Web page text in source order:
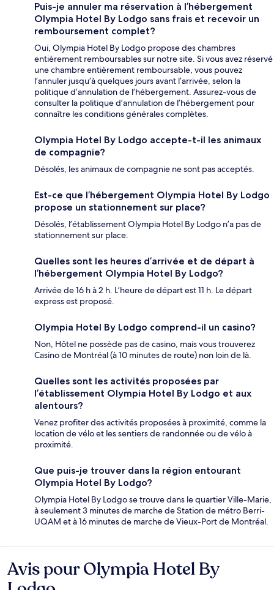
Puis-je annuler ma réservation à l’hébergement
Olympia Hotel By Lodgo sans frais et recevoir un
remboursement complet?
Oui, Olympia Hotel By Lodgo propose des chambres
entièrement remboursables sur notre site. Si vous avez réservé
une chambre entièrement remboursable, vous pouvez
l’annuler jusqu’à quelques jours avant l’arrivée, selon la
politique d’annulation de l’hébergement. Assurez-vous de
consulter la politique d’annulation de l’hébergement pour
connaître les conditions générales complètes.
Olympia Hotel By Lodgo accepte-t-il les animaux
de compagnie?
Désolés, les animaux de compagnie ne sont pas acceptés.
Est-ce que l’hébergement Olympia Hotel By Lodgo
propose un stationnement sur place?
Désolés, l’établissement Olympia Hotel By Lodgo n’a pas de
stationnement sur place.
Quelles sont les heures d’arrivée et de départ à
l’hébergement Olympia Hotel By Lodgo?
Arrivée de 16 h à 2 h. L’heure de départ est 11 h. Le départ
express est proposé.
Olympia Hotel By Lodgo comprend-il un casino?
Non, Hôtel ne possède pas de casino, mais vous trouverez
Casino de Montréal (à 10 minutes de route) non loin de là.
Quelles sont les activités proposées par
l’établissement Olympia Hotel By Lodgo et aux
alentours?
Venez profiter des activités proposées à proximité, comme la
location de vélo et les sentiers de randonnée ou de vélo à
proximité.
Que puis-je trouver dans la région entourant
Olympia Hotel By Lodgo?
Olympia Hotel By Lodgo se trouve dans le quartier Ville-Marie,
à seulement 3 minutes de marche de Station de métro Berri-
UQAM et à 16 minutes de marche de Vieux-Port de Montréal.
Avis
Avis pour Olympia Hotel By